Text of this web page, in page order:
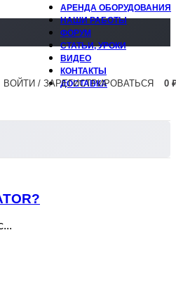
АРЕНДА ОБОРУДОВАНИЯ
НАШИ РАБОТЫ
ФОРУМ
СТАТЬИ, УРОКИ
ВИДЕО
КОНТАКТЫ
ДОСТАВКА
ВОЙТИ / ЗАРЕГИСТРИРОВАТЬСЯ 0